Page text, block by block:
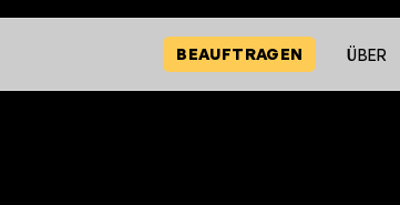
BEAUFTRAGEN ÜBER